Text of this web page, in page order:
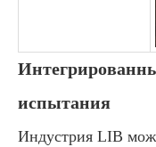
испытания
Индустрия LIB